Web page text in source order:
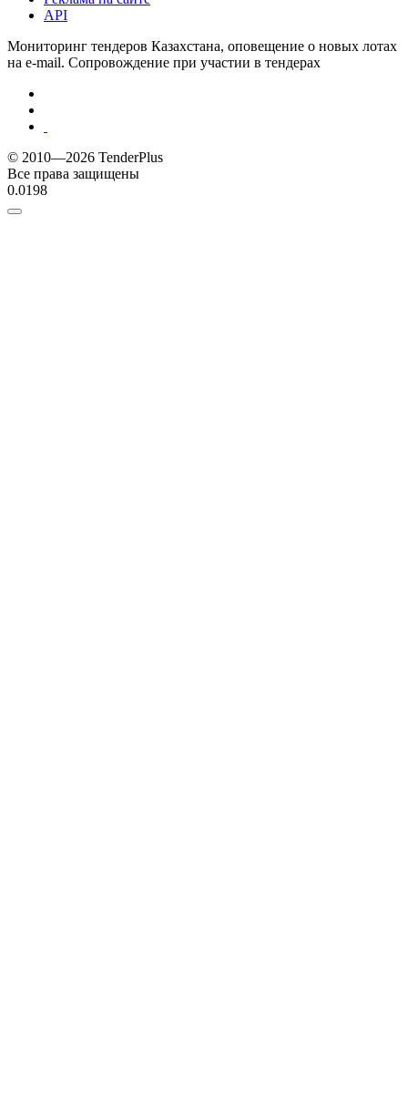
API
Мониторинг тендеров Казахстана, оповещение о новых лотах
на e-mail. Сопровождение при участии в тендерах
© 2010—2026 TenderPlus
Все права защищены
0.0198